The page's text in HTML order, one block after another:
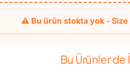
Bu Ürünler de